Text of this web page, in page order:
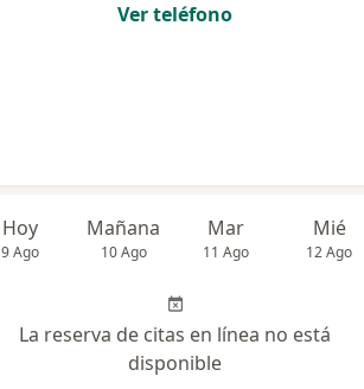
Ver teléfono
Hoy
9 Ago
Mañana
10 Ago
Mar
11 Ago
Mié
12 Ago
La reserva de citas en línea no está
disponible